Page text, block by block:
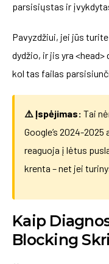
parsisiųstas ir
Pavyzdžiui, jei jūs
dydžio, ir jis yra
kol tas failas
⚠️ Įspėjimas: Tai
Google’s 2024-
reaguoja į lėtus
krenta – net jei
Kaip
Blocking